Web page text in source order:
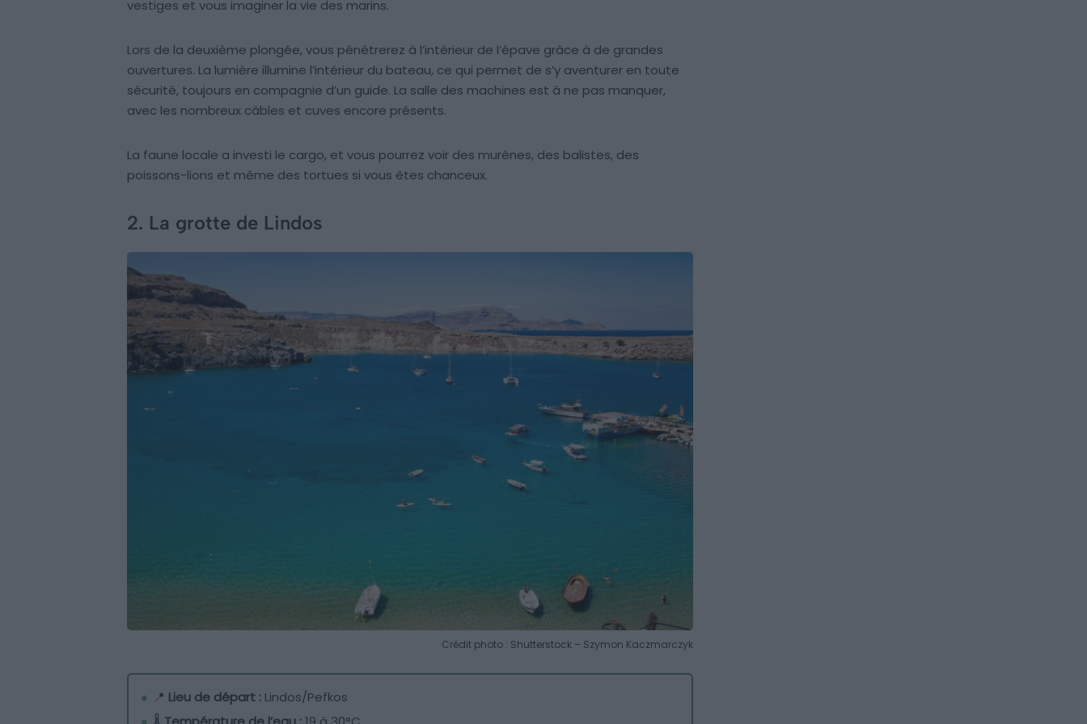
vestiges et vous imaginer la vie des marins.
Lors de la deuxième plongée, vous pénétrerez à l’intérieur de l’épave grâce à de grandes
ouvertures. La lumière illumine l’intérieur du bateau, ce qui permet de s’y aventurer en toute
sécurité, toujours en compagnie d’un guide. La salle des machines est à ne pas manquer,
avec les nombreux câbles et cuves encore présents.
La faune locale a investi le cargo, et vous pourrez voir des murènes, des balistes, des
poissons-lions et même des tortues si vous êtes chanceux.
2. La grotte de Lindos
Crédit photo : Shutterstock – Szymon Kaczmarczyk
📍 Lieu de départ : Lindos/Pefkos